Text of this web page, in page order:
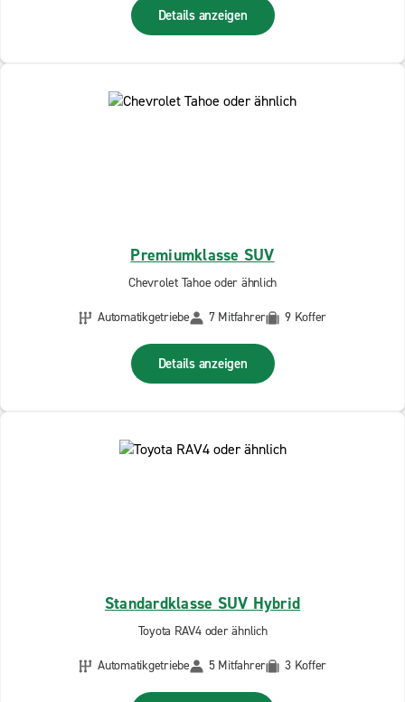
Details anzeigen
Premiumklasse SUV
Chevrolet Tahoe oder ähnlich
Automatikgetriebe
7 Mitfahrer 9 Koffer
Details anzeigen
Standardklasse SUV Hybrid
Toyota RAV4 oder ähnlich
Automatikgetriebe
5 Mitfahrer 3 Koffer